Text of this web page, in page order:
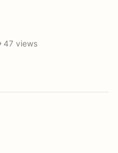
47 views